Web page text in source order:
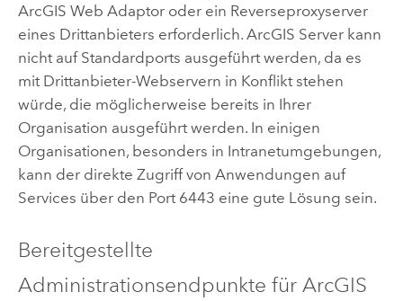
ArcGIS Web Adaptoroder ein Reverseproxyserver
eines Drittanbieters erforderlich. ArcGIS Serverkann
nicht auf Standardports ausgeführt werden, da es
mit Drittanbieter-Webservern in Konflikt stehen
würde, die möglicherweise bereits in Ihrer
Organisation ausgeführt werden. In einigen
Organisationen, besonders in Intranetumgebungen,
kann der direkte Zugriff von Anwendungen auf
Services über den Port 6443 eine gute Lösung sein.
Bereitgestellte
Administrationsendpunkte für ArcGIS